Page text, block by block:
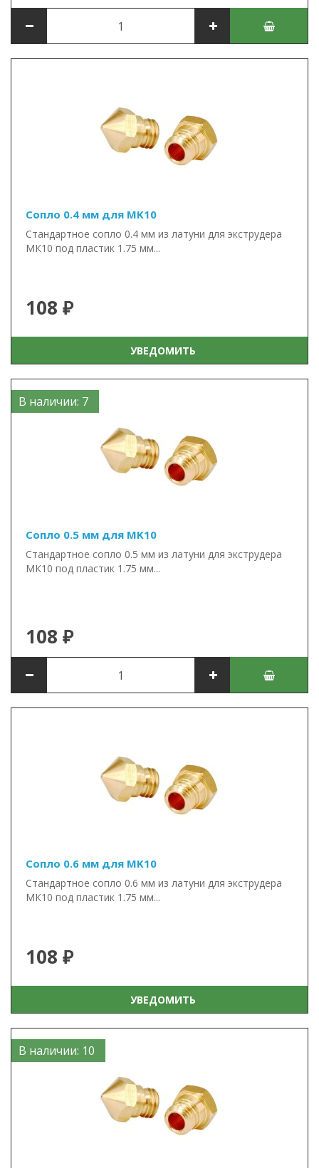
Сопло 0.4 мм для MK10
Стандартное сопло 0.4 мм из латуни для экструдера
МК10 под пластик 1.75 мм...
108 ₽
УВЕДОМИТЬ
В наличии: 7
Сопло 0.5 мм для MK10
Стандартное сопло 0.5 мм из латуни для экструдера
МК10 под пластик 1.75 мм...
108 ₽
Сопло 0.6 мм для MK10
Стандартное сопло 0.6 мм из латуни для экструдера
МК10 под пластик 1.75 мм...
108 ₽
УВЕДОМИТЬ
В наличии: 10